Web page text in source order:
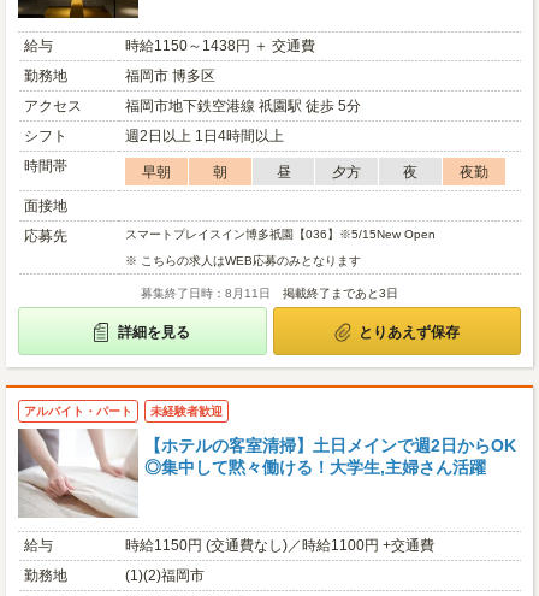
給与
時給1150～1438円 ＋ 交通費
勤務地
福岡市 博多区
アクセス
福岡市地下鉄空港線 祇園駅 徒歩 5分
シフト
週2日以上 1日4時間以上
時間帯
早朝 朝 昼 夕方 夜
夜勤
面接地
応募先
スマートプレイスイン博多祇園【036】※5/15New Open
※ こちらの求人はWEB応募のみとなります
募集終了日時：8月11日 掲載終了まであと3日
詳細を見る とりあえず保存
アルバイト・パート 未経験者歓迎
【ホテルの客室清掃】土日メインで週2日からOK
◎集中して黙々働ける！大学生,主婦さん活躍
給与
時給1150円 (交通費なし)／時給1100円 +交通費
勤務地
(1)(2)福岡市